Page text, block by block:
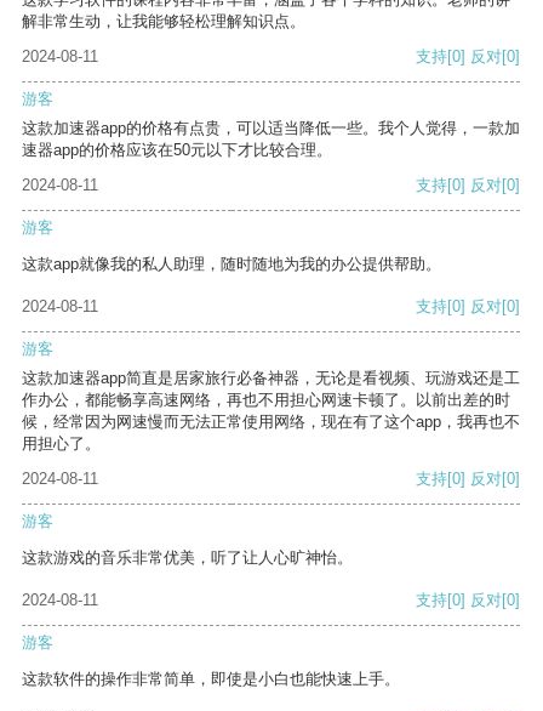
解非常生动，让我能够轻松理解知识点。
2024-08-11
支持[0] 反对[0]
游客
这款加速器app的价格有点贵，可以适当降低一些。我个人觉得，一款加
速器app的价格应该在50元以下才比较合理。
2024-08-11
支持[0] 反对[0]
游客
这款app就像我的私人助理，随时随地为我的办公提供帮助。
2024-08-11 支持[0] 反对[0]
游客
这款加速器app简直是居家旅行必备神器，无论是看视频、玩游戏还是工
作办公，都能畅享高速网络，再也不用担心网速卡顿了。以前出差的时
候，经常因为网速慢而无法正常使用网络，现在有了这个app，我再也不
用担心了。
2024-08-11
支持[0] 反对[0]
游客
这款游戏的音乐非常优美，听了让人心旷神怡。
2024-08-11 支持[0] 反对[0]
游客
这款软件的操作非常简单，即使是小白也能快速上手。